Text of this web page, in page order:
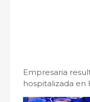
Empresaria
hospitalizada en